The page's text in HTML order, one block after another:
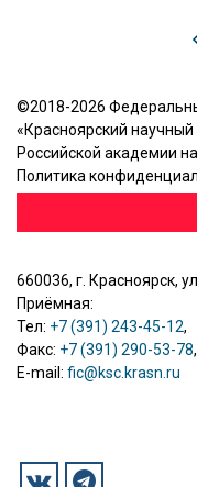
©2018-2026
«Красноярский
Российской академии
Политика
660036, г. Красноярск,
Приёмная:
Тел: +7 (391) 243-45-12,
Факс: +7 (391) 290-53-78,
E-mail: fic@ksc.krasn.ru